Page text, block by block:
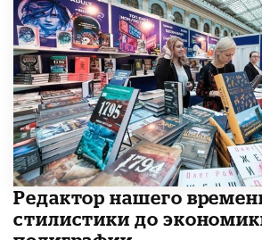
Редактор нашего
стилистики до